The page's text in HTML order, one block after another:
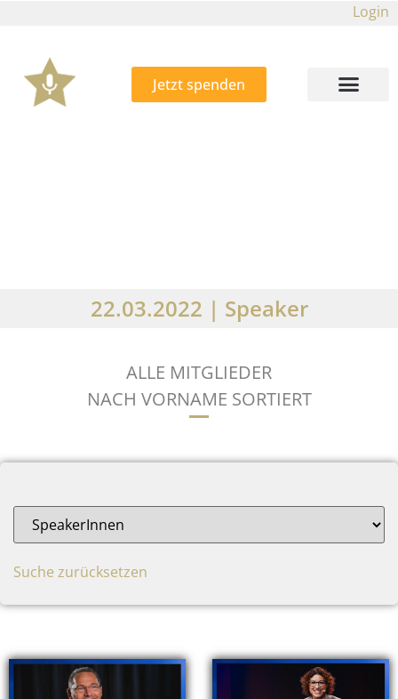
Login
Jetzt spenden
22.03.2022 | Speaker
ALLE MITGLIEDER
NACH VORNAME SORTIERT
Suche zurücksetzen